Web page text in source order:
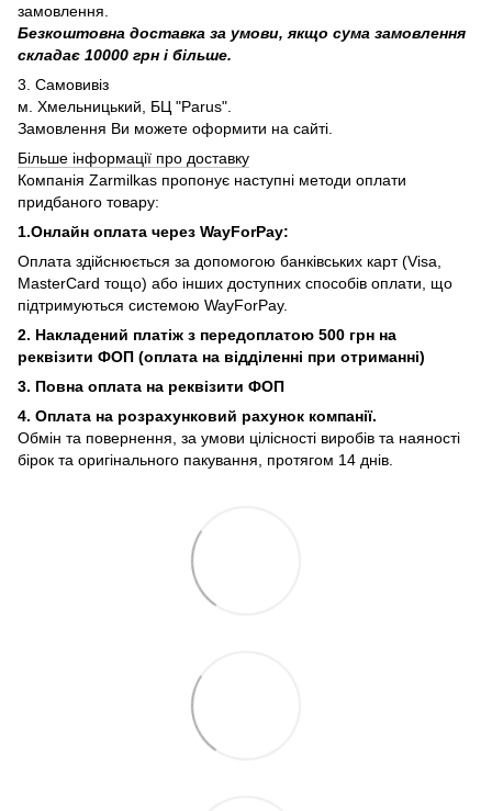
замовлення.
Безкоштовна доставка за умови, якщо сума замовлення
складає 10000 грн і більше.
3. Самовивіз
м. Хмельницький, БЦ "Parus".
Замовлення Ви можете оформити на сайті.
Більше інформації про доставку
Компанія Zarmilkas пропонує наступні методи оплати
придбаного товару:
1.Онлайн оплата через WayForPay:
Оплата здійснюється за допомогою банківських карт (Visa,
MasterCard тощо) або інших доступних способів оплати, що
підтримуються системою WayForPay.
2. Накладений платіж з передоплатою 500 грн на
реквізити ФОП (оплата на відділенні при отриманні)
3. Повна оплата на реквізити ФОП
4. Оплата на розрахунковий рахунок компанії.
Обмін та повернення, за умови цілісності виробів та наяності
бірок та оригінального пакування, протягом 14 днів.